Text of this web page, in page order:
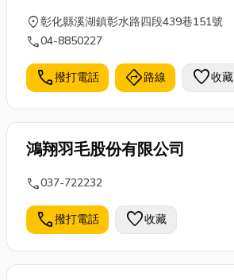
location_on彰化縣溪湖鎮彰水路四段439巷151號
call04-8850227
call撥打電話 directions路線 favorite收藏
鴻翔羽毛股份有限公司
call037-722232
call撥打電話 favorite收藏